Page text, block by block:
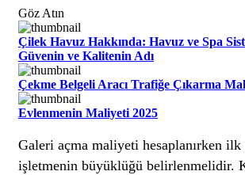
Göz Atın
Çilek Havuz Hakkında: Havuz ve Spa
Güvenin ve Kalitenin Adı
Çekme Belgeli Aracı Trafiğe Çıkarma
Evlenmenin Maliyeti 2025
Galeri açma maliyeti hesaplanırken ilk
işletmenin büyüklüğü belirlenmelidir.